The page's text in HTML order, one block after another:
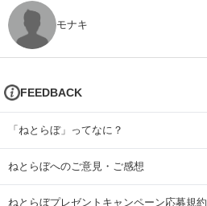
モナキ
FEEDBACK
「ねとらぼ」ってなに？
ねとらぼへのご意見・ご感想
ねとらぼプレゼントキャンペーン応募規約